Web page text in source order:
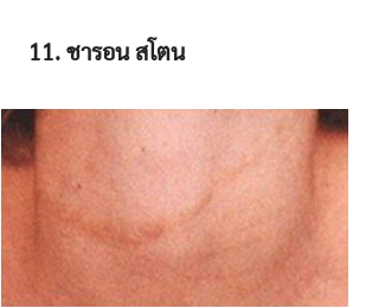
11. ชารอน สโตน